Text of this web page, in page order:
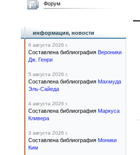
Форум
информация, новости
6 августа 2026 г.
Составлена библиография Вероники
Дж. Генри
5 августа 2026 г.
Составлена библиография Махмуда
Эль-Сайеда
4 августа 2026 г.
Составлена библиография Маркуса
Кливера
3 августа 2026 г.
Составлена библиография Моники
Ким